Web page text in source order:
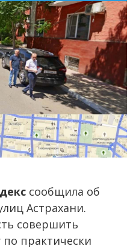
сообщила об
Астрахани.
совершить
по практически